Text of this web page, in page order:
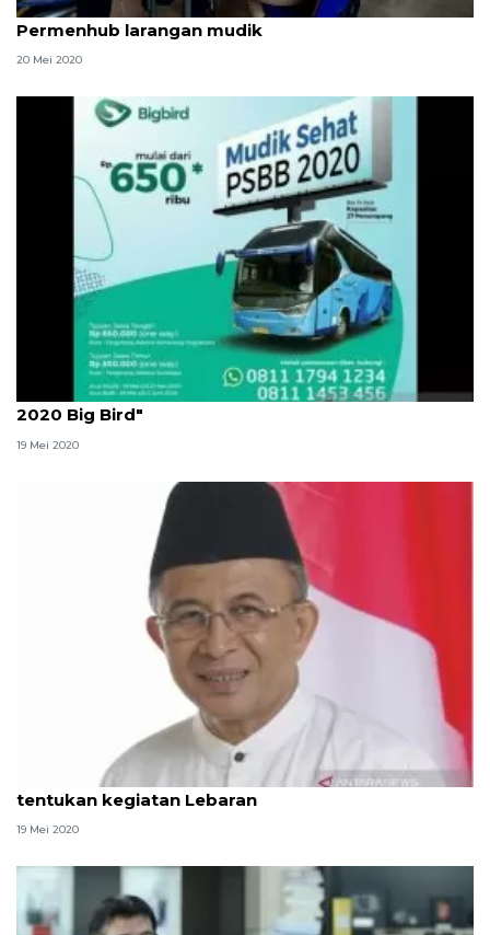
Pergerakan orang turun signifikan sejak ada
Permenhub larangan mudik
20 Mei 2020
Polda Metro klarifikasi program "Mudik Sehat PSBB
2020 Big Bird"
19 Mei 2020
PKDP pantau perkembangan COVID-19 untuk
tentukan kegiatan Lebaran
19 Mei 2020